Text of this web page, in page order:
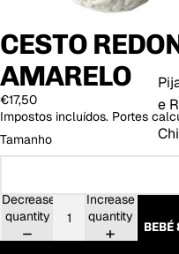
e
CESTO
AMARELO
€17,50
Impostos incluídos. Portes
Tamanho
Decrease
quantity
Increase
quantity